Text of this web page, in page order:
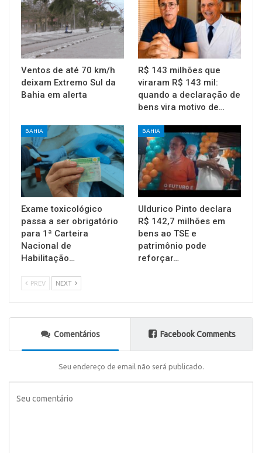
Ventos de até 70 km/h
deixam Extremo Sul da
Bahia em alerta
R$ 143 milhões que
viraram R$ 143 mil:
quando a declaração de
bens vira motivo de…
BAHIA
Exame toxicológico
passa a ser obrigatório
para 1ª Carteira
Nacional de
Habilitação…
BAHIA
Uldurico Pinto declara
R$ 142,7 milhões em
bens ao TSE e
patrimônio pode
reforçar…
PREV NEXT
Comentários Facebook Comments
Seu endereço de email não será publicado.